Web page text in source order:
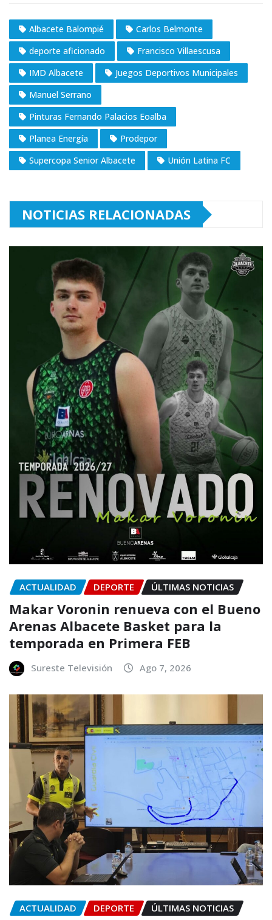
Albacete Balompié
Carlos Belmonte
deporte aficionado
Francisco Villaescusa
IMD Albacete
Juegos Deportivos Municipales
Manuel Serrano
Pinturas Fernando Palacios Eoalba
Planea Energía
Prodepor
Supercopa Senior Albacete
Unión Latina FC
NOTICIAS RELACIONADAS
ACTUALIDAD DEPORTE ÚLTIMAS NOTICIAS
Makar Voronin renueva con el Bueno
Arenas Albacete Basket para la
temporada en Primera FEB
Sureste Televisión Ago 7, 2026
ACTUALIDAD DEPORTE ÚLTIMAS NOTICIAS